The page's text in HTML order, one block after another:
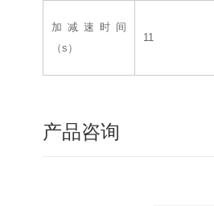
加减速时间
（s）
11
产品咨询